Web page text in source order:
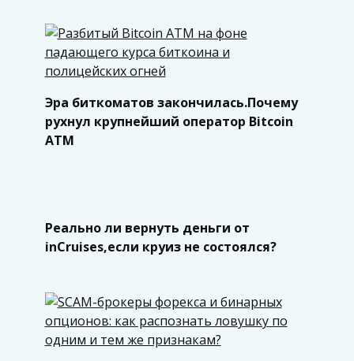
Эра биткоматов закончилась.Почему
рухнул крупнейший оператор Bitcoin
ATM
Реально ли вернуть деньги от
inCruises,если круиз не состоялся?